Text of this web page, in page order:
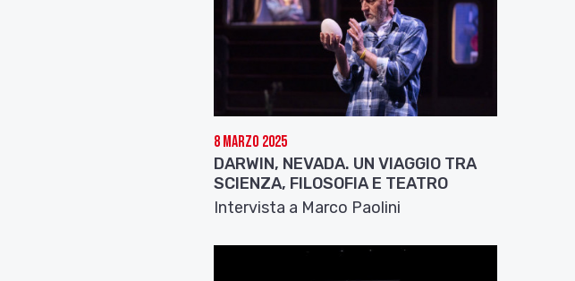
8 Marzo 2025
DARWIN, NEVADA. UN VIAGGIO TRA
SCIENZA, FILOSOFIA E TEATRO
Intervista a Marco Paolini